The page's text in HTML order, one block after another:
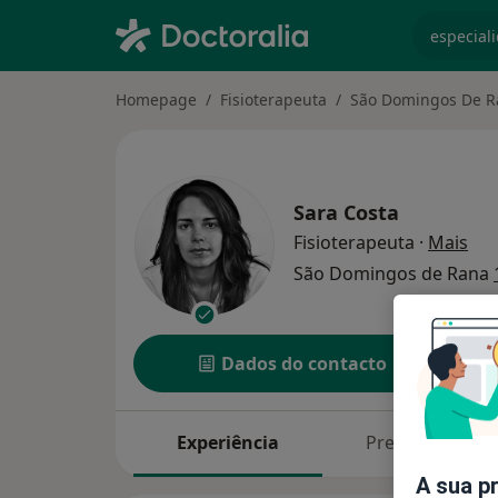
Homepage Fisioterapeuta São Domingos De
Sara Costa
Fisioterapeuta · Mais
São Domingos de Rana
Dados do contacto
Experiência Preços
A sua